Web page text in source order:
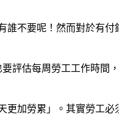
不要呢！然而對於有
評估每周勞工工作時間
加勞累」。其實勞工